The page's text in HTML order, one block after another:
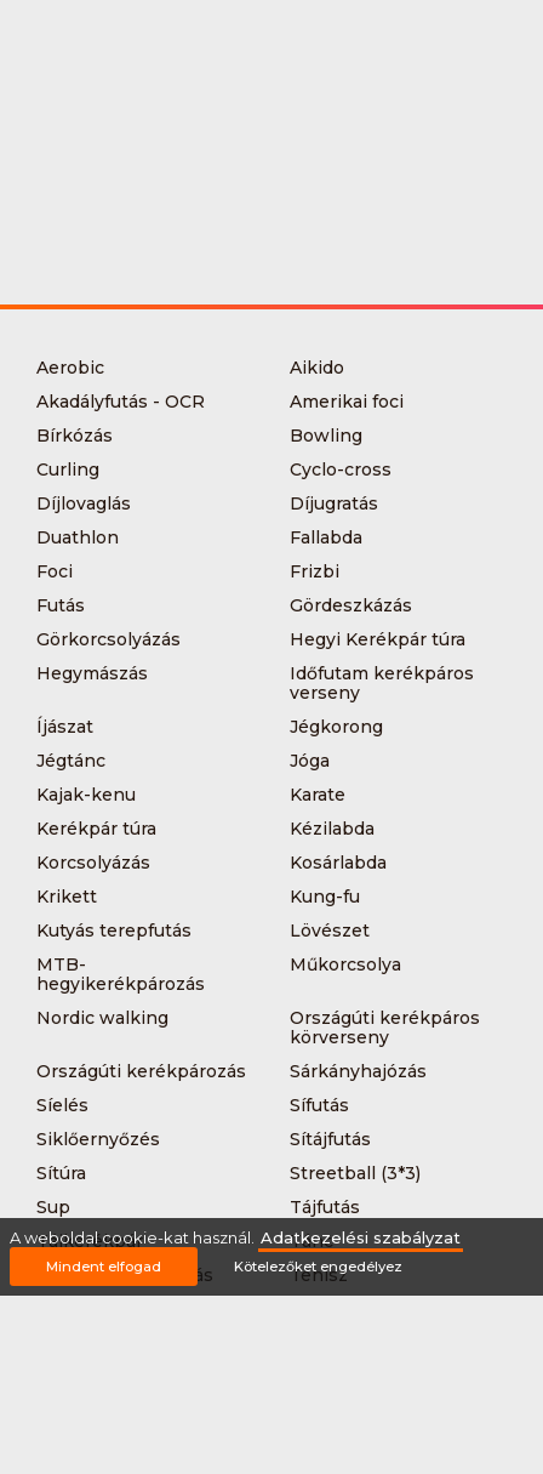
Aerobic
Aikido
Akadályfutás - OCR
Amerikai foci
Bírkózás
Bowling
Curling
Cyclo-cross
Díjlovaglás
Díjugratás
Duathlon
Fallabda
Foci
Frizbi
Futás
Gördeszkázás
Görkorcsolyázás
Hegyi Kerékpár túra
Hegymászás
Időfutam kerékpáros
verseny
Íjászat
Jégkorong
Jégtánc
Jóga
Kajak-kenu
Karate
Kerékpár túra
Kézilabda
Korcsolyázás
Kosárlabda
Krikett
Kung-fu
Kutyás terepfutás
Lövészet
MTB-
hegyikerékpározás
Műkorcsolya
Nordic walking
Országúti kerékpáros
körverseny
Országúti kerékpározás
Sárkányhajózás
Síelés
Sífutás
Siklőernyőzés
Sítájfutás
Sítúra
Streetball (3*3)
Sup
Tájfutás
Tájkerékpár
Tánc
Teljesítménytúrázás
Tenisz
A weboldal cookie-kat használ. Adatkezelési szabályzat
Mindent elfogad Kötelezőket engedélyez